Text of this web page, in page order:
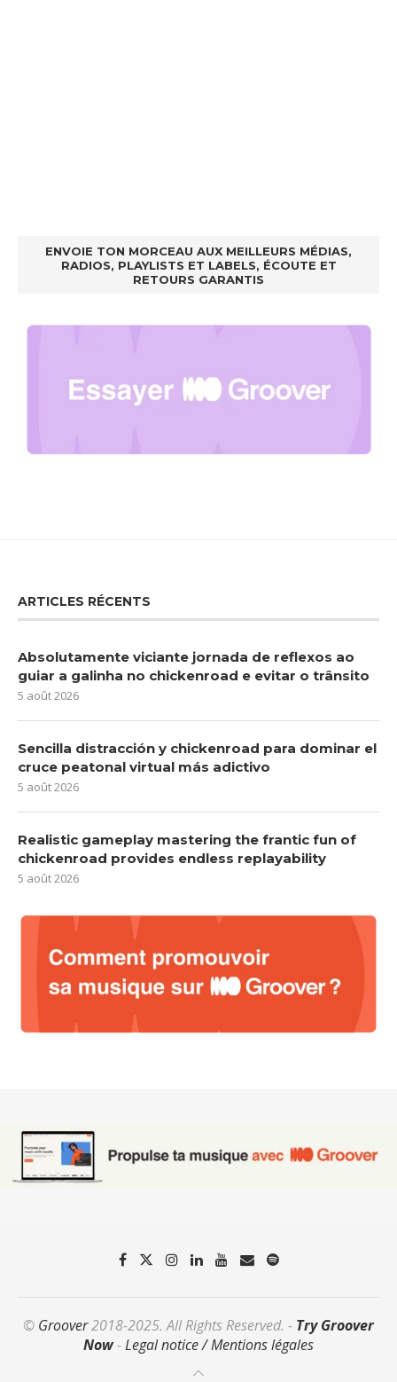
ENVOIE TON MORCEAU AUX MEILLEURS MÉDIAS,
RADIOS, PLAYLISTS ET LABELS, ÉCOUTE ET
RETOURS GARANTIS
ARTICLES RÉCENTS
Absolutamente viciante jornada de reflexos ao
guiar a galinha no chickenroad e evitar o trânsito
5 août 2026
Sencilla distracción y chickenroad para dominar el
cruce peatonal virtual más adictivo
5 août 2026
Realistic gameplay mastering the frantic fun of
chickenroad provides endless replayability
5 août 2026
© Groover2018-2025. All Rights Reserved. - Try Groover
Now-Legal notice / Mentions légales